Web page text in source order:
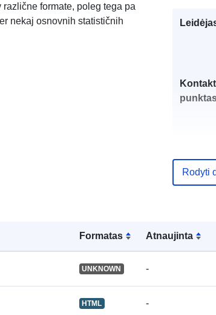
formate, poleg tega pa
nekaj osnovnih statističnih
Formatas Atnaujinta
UNKNOWN -
HTML -
Rodyti